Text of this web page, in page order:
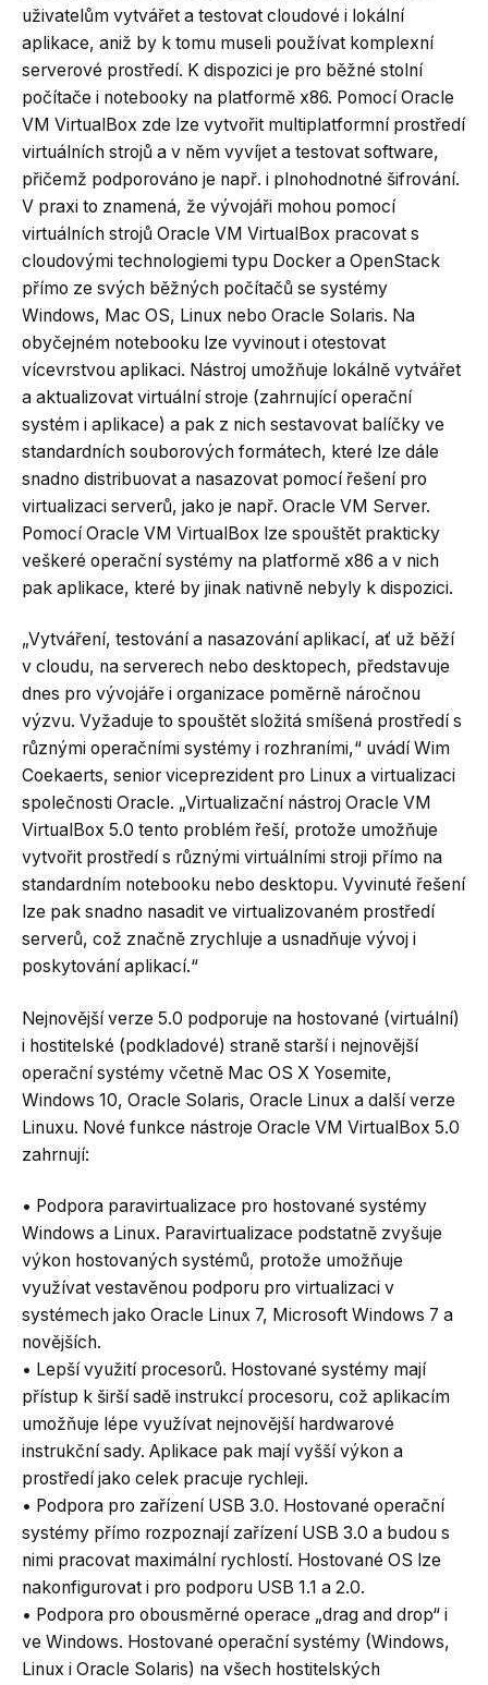
uživatelům vytvářet a testovat cloudové i lokální
aplikace, aniž by k tomu museli používat komplexní
serverové prostředí. K dispozici je pro běžné stolní
počítače i notebooky na platformě x86. Pomocí Oracle
VM VirtualBox zde lze vytvořit multiplatformní prostředí
virtuálních strojů a v něm vyvíjet a testovat software,
přičemž podporováno je např. i plnohodnotné šifrování.
V praxi to znamená, že vývojáři mohou pomocí
virtuálních strojů Oracle VM VirtualBox pracovat s
cloudovými technologiemi typu Docker a OpenStack
přímo ze svých běžných počítačů se systémy
Windows, Mac OS, Linux nebo Oracle Solaris. Na
obyčejném notebooku lze vyvinout i otestovat
vícevrstvou aplikaci. Nástroj umožňuje lokálně vytvářet
a aktualizovat virtuální stroje (zahrnující operační
systém i aplikace) a pak z nich sestavovat balíčky ve
standardních souborových formátech, které lze dále
snadno distribuovat a nasazovat pomocí řešení pro
virtualizaci serverů, jako je např. Oracle VM Server.
Pomocí Oracle VM VirtualBox lze spouštět prakticky
veškeré operační systémy na platformě x86 a v nich
pak aplikace, které by jinak nativně nebyly k dispozici.
„Vytváření, testování a nasazování aplikací, ať už běží
v cloudu, na serverech nebo desktopech, představuje
dnes pro vývojáře i organizace poměrně náročnou
výzvu. Vyžaduje to spouštět složitá smíšená prostředí s
různými operačními systémy i rozhraními,“ uvádí Wim
Coekaerts, senior viceprezident pro Linux a virtualizaci
společnosti Oracle. „Virtualizační nástroj Oracle VM
VirtualBox 5.0 tento problém řeší, protože umožňuje
vytvořit prostředí s různými virtuálními stroji přímo na
standardním notebooku nebo desktopu. Vyvinuté řešení
lze pak snadno nasadit ve virtualizovaném prostředí
serverů, což značně zrychluje a usnadňuje vývoj i
poskytování aplikací.“
Nejnovější verze 5.0 podporuje na hostované (virtuální)
i hostitelské (podkladové) straně starší i nejnovější
operační systémy včetně Mac OS X Yosemite,
Windows 10, Oracle Solaris, Oracle Linux a další verze
Linuxu. Nové funkce nástroje Oracle VM VirtualBox 5.0
zahrnují:
• Podpora paravirtualizace pro hostované systémy
Windows a Linux. Paravirtualizace podstatně zvyšuje
výkon hostovaných systémů, protože umožňuje
využívat vestavěnou podporu pro virtualizaci v
systémech jako Oracle Linux 7, Microsoft Windows 7 a
novějších.
• Lepší využití procesorů. Hostované systémy mají
přístup k širší sadě instrukcí procesoru, což aplikacím
umožňuje lépe využívat nejnovější hardwarové
instrukční sady. Aplikace pak mají vyšší výkon a
prostředí jako celek pracuje rychleji.
• Podpora pro zařízení USB 3.0. Hostované operační
systémy přímo rozpoznají zařízení USB 3.0 a budou s
nimi pracovat maximální rychlostí. Hostované OS lze
nakonfigurovat i pro podporu USB 1.1 a 2.0.
• Podpora pro obousměrné operace „drag and drop“ i
ve Windows. Hostované operační systémy (Windows,
Linux i Oracle Solaris) na všech hostitelských